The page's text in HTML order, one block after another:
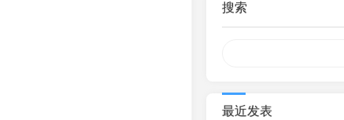
搜索
最近发表